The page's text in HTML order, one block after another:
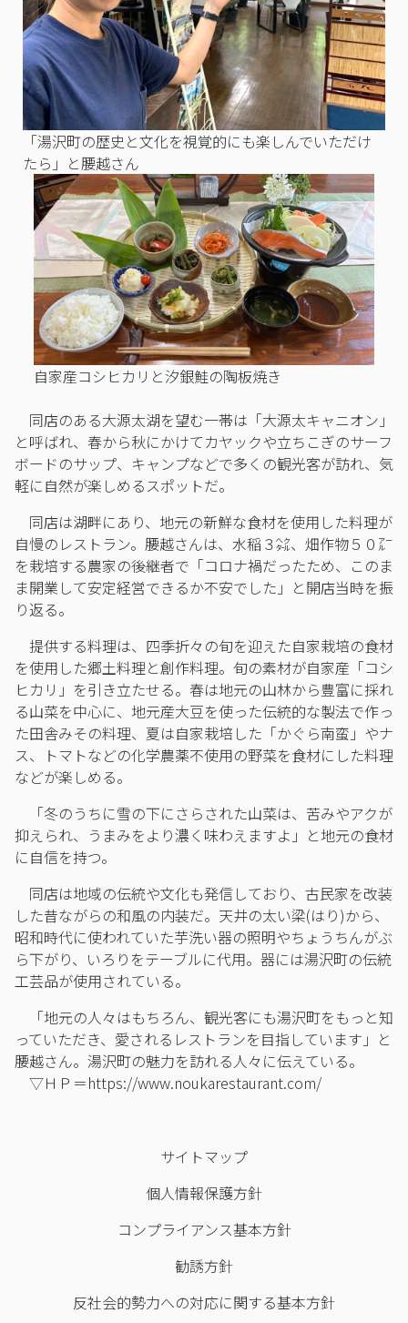
「湯沢町の歴史と文化を視覚的にも楽しんでいただけ
たら」と腰越さん
自家産コシヒカリと汐銀鮭の陶板焼き
同店のある大源太湖を望む一帯は「大源太キャニオン」
と呼ばれ、春から秋にかけてカヤックや立ちこぎのサーフ
ボードのサップ、キャンプなどで多くの観光客が訪れ、気
軽に自然が楽しめるスポットだ。
同店は湖畔にあり、地元の新鮮な食材を使用した料理が
自慢のレストラン。腰越さんは、水稲３㌶、畑作物５０㌃
を栽培する農家の後継者で「コロナ禍だったため、このま
ま開業して安定経営できるか不安でした」と開店当時を振
り返る。
提供する料理は、四季折々の旬を迎えた自家栽培の食材
を使用した郷土料理と創作料理。旬の素材が自家産「コシ
ヒカリ」を引き立たせる。春は地元の山林から豊富に採れ
る山菜を中心に、地元産大豆を使った伝統的な製法で作っ
た田舎みその料理、夏は自家栽培した「かぐら南蛮」やナ
ス、トマトなどの化学農薬不使用の野菜を食材にした料理
などが楽しめる。
「冬のうちに雪の下にさらされた山菜は、苦みやアクが
抑えられ、うまみをより濃く味わえますよ」と地元の食材
に自信を持つ。
同店は地域の伝統や文化も発信しており、古民家を改装
した昔ながらの和風の内装だ。天井の太い梁(はり)から、
昭和時代に使われていた芋洗い器の照明やちょうちんがぶ
ら下がり、いろりをテーブルに代用。器には湯沢町の伝統
工芸品が使用されている。
「地元の人々はもちろん、観光客にも湯沢町をもっと知
っていただき、愛されるレストランを目指しています」と
腰越さん。湯沢町の魅力を訪れる人々に伝えている。
▽ＨＰ＝https://www.noukarestaurant.com/
サイトマップ
個人情報保護方針
コンプライアンス基本方針
勧誘方針
反社会的勢力への対応に関する基本方針